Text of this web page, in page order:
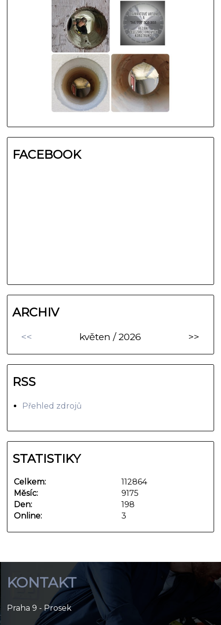
FACEBOOK
ARCHIV
<< květen / 2026 >>
RSS
Přehled zdrojů
STATISTIKY
Online: 3
Celkem:
112864
Měsíc:
9175
Den:
198
KONTAKT
Praha 9 - Prosek